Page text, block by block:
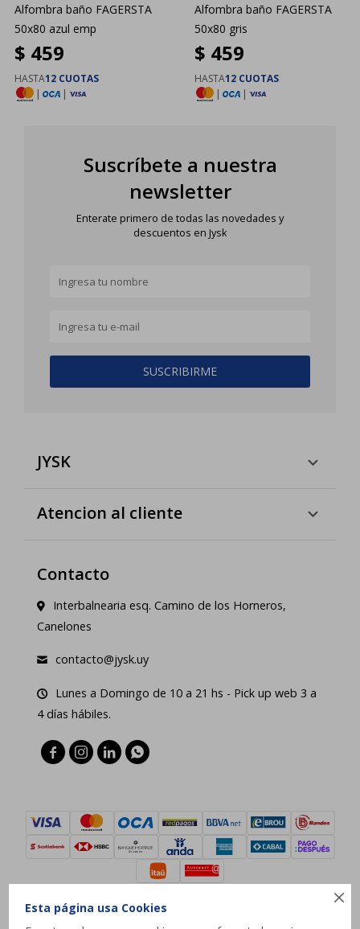

Esta página usa Cookies
Alfombra baño FAGERSTA
50x80 azul emp
$ 459
HASTA12 CUOTAS
|
|
Alfombra baño FAGERSTA
50x80 gris
$ 459
HASTA12 CUOTAS
|
|
Suscríbete a nuestra
newsletter
Enterate primero de todas las novedades y
descuentos en Jysk
SUSCRIBIRME
JYSK
Atencion al cliente
Contacto
Interbalnearia esq. Camino de los Horneros,
Canelones
contacto@jysk.uy
Lunes a Domingo de 10 a 21 hs - Pick up web 3 a
4 días hábiles.
   